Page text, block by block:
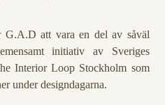
G.A.D att vara en del av såväl
initiativ av Sveriges
Interior Loop Stockholm som
under designdagarna.